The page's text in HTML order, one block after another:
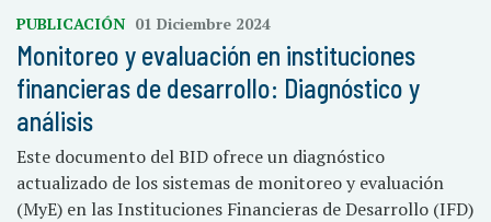
PUBLICACIÓN 01 Diciembre 2024
Monitoreo y evaluación en instituciones
financieras de desarrollo: Diagnóstico y
análisis
Este documento del BID ofrece un diagnóstico
actualizado de los sistemas de monitoreo y evaluación
(MyE) en las Instituciones Financieras de Desarrollo (IFD)